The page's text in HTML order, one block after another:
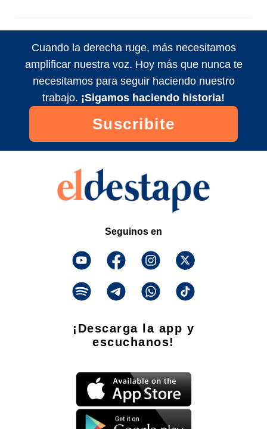
Cuando la derecha ruge, más necesitamos
amplificar nuestra voz. Hoy más que nunca te
necesitamos para seguir haciendo nuestro
trabajo. ¡Sigamos haciendo historia!
Suscribite
Seguinos en
¡Descarga la app y
escuchanos!